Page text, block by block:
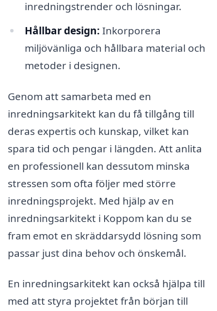
inredningstrender och lösningar.
Hållbar design: Inkorporera
miljövänliga och hållbara material och
metoder i designen.
Genom att samarbeta med en
inredningsarkitekt kan du få tillgång till
deras expertis och kunskap, vilket kan
spara tid och pengar i längden. Att anlita
en professionell kan dessutom minska
stressen som ofta följer med större
inredningsprojekt. Med hjälp av en
inredningsarkitekt i Koppom kan du se
fram emot en skräddarsydd lösning som
passar just dina behov och önskemål.
En inredningsarkitekt kan också hjälpa till
med att styra projektet från början till